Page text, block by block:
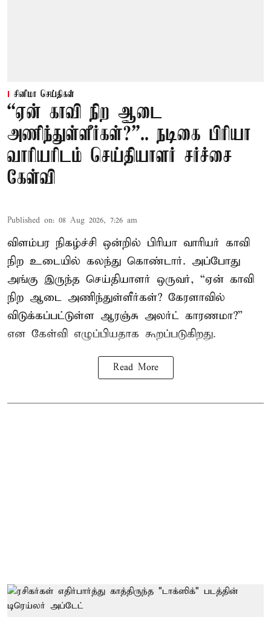
சினிமா செய்திகள்
“ஏன் காவி நிற ஆடை
அணிந்துள்ளீர்கள்?”.. நடிகை பிரியா
வாரியரிடம் செய்தியாளர் சர்ச்சை
கேள்வி
Published on: 08 Aug 2026, 7:26 am
விளம்பர நிகழ்ச்சி ஒன்றில் பிரியா வாரியர் காவி
நிற உடையில் கலந்து கொண்டார். அப்போது
அங்கு இருந்த செய்தியாளர் ஒருவர், “ஏன் காவி
நிற ஆடை அணிந்துள்ளீர்கள்? கேரளாவில்
விடுக்கப்பட்டுள்ள ஆரஞ்சு அலர்ட் காரணமா?”
என கேள்வி எழுப்பியதாக கூறப்படுகிறது.
Read More